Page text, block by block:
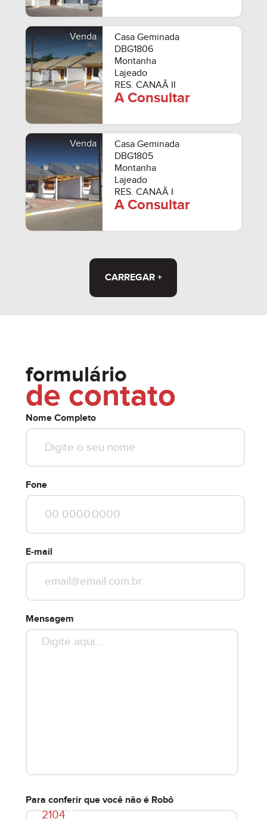
Venda
Casa Geminada
DBG1806
Montanha
Lajeado
RES. CANAÃ II
A Consultar
Venda
Casa Geminada
DBG1805
Montanha
Lajeado
RES. CANAÃ I
A Consultar
CARREGAR +
formulário
de contato
Nome Completo
Fone
E-mail
Mensagem
Para conferir que você não é Robô